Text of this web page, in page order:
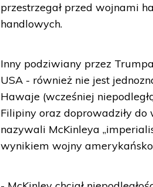
przestrzegał przed wojnami
handlowych.
Inny podziwiany przez
USA - również nie jest
Hawaje (wcześniej
Filipiny oraz doprowadziły
nazywali McKinleya
wynikiem wojny